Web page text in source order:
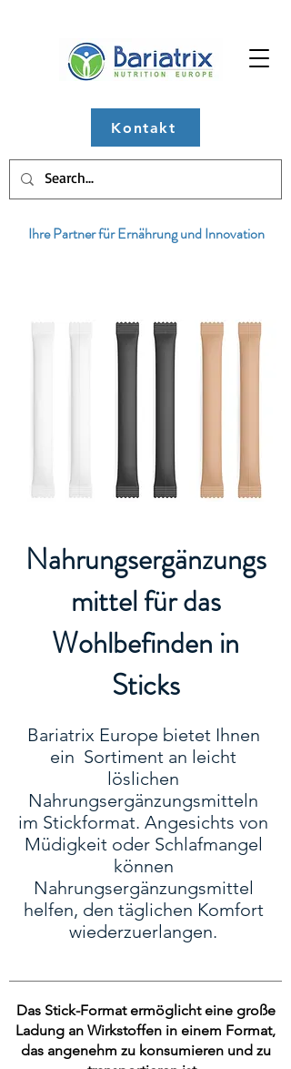
Kontakt
Ihre Partner für Ernährung und Innovation
Nahrungsergänzungs
mittel für das
Wohlbefinden in
Sticks
Bariatrix Europe bietet Ihnen
ein Sortiment an leicht
löslichen
Nahrungsergänzungsmitteln
im Stickformat. Angesichts von
Müdigkeit oder Schlafmangel
können
Nahrungsergänzungsmittel
helfen, den täglichen Komfort
wiederzuerlangen.​
Das Stick-Format ermöglicht eine große
Ladung an Wirkstoffen in einem Format,
das angenehm zu konsumieren und zu